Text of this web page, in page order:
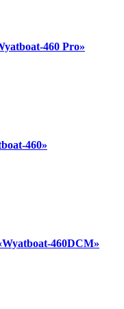
460 Pro»
460»
460DCM»